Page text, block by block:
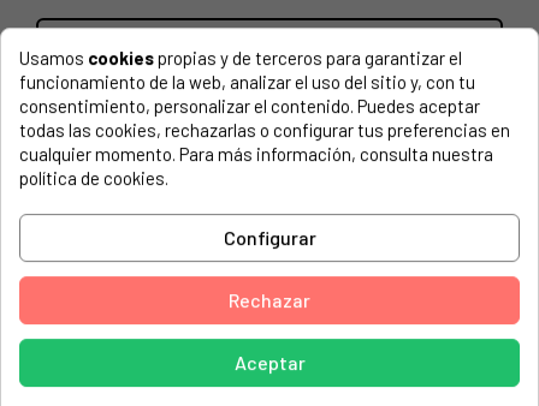
KIT ANALIZADOR DE ESTUFA DE GAS DELONGHI
OP8502(L95)G30 EN449(I)
DELONGHI, 182H
DELONGHI, 541101
DELONGHI, HBF FIAMMA BLU
Usamos cookiespropias y de terceros para garantizar el
funcionamiento de la web, analizar el uso del sitio y, con tu
consentimiento, personalizar el contenido. Puedes aceptar
todas las cookies, rechazarlas o configurar tus preferencias en
cualquier momento. Para más información, consulta nuestra
política de cookies.
Configurar
Rechazar
Aceptar